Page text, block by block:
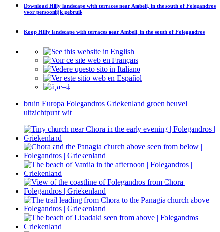
Download Hilly landscape with terraces near Ambeli, in the south of Folegandros
voor persoonlijk gebruik
Koop Hilly landscape with terraces near Ambeli, in the south of Folegandros
bruin Europa Folegandros Griekenland groen heuvel
uitzichtpunt wit